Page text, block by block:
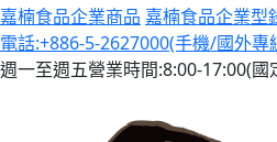
嘉楠食品企業商品 嘉楠食品企業型
電話:+886-5-2627000(手機/國外專
週一至週五營業時間:8:00-17:00(國